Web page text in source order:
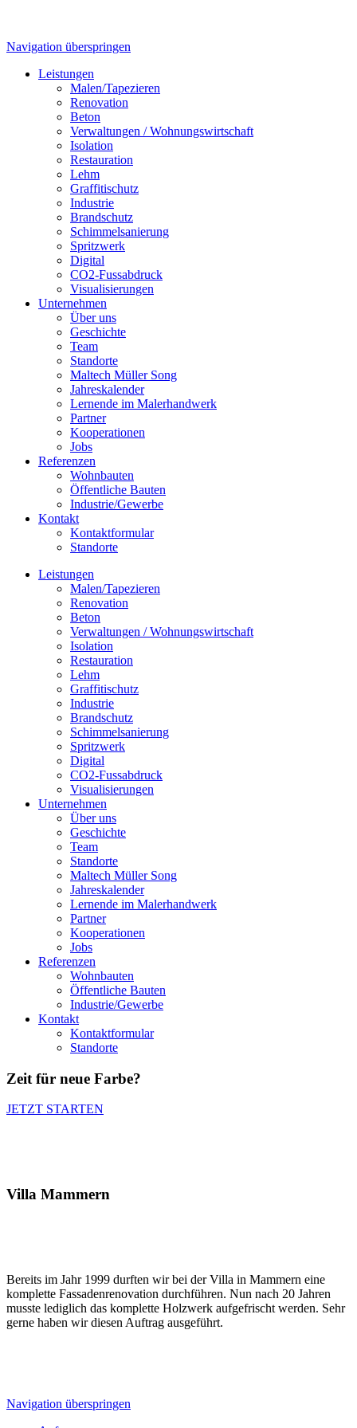
Navigation überspringen
Leistungen
Malen/Tapezieren
Renovation
Beton
Verwaltungen / Wohnungswirtschaft
Isolation
Restauration
Lehm
Graffitischutz
Industrie
Brandschutz
Schimmelsanierung
Spritzwerk
Digital
CO2-Fussabdruck
Visualisierungen
Unternehmen
Über uns
Geschichte
Team
Standorte
Maltech Müller Song
Jahreskalender
Lernende im Malerhandwerk
Partner
Kooperationen
Jobs
Referenzen
Wohnbauten
Öffentliche Bauten
Industrie/Gewerbe
Kontakt
Kontaktformular
Standorte
Leistungen
Malen/Tapezieren
Renovation
Beton
Verwaltungen / Wohnungswirtschaft
Isolation
Restauration
Lehm
Graffitischutz
Industrie
Brandschutz
Schimmelsanierung
Spritzwerk
Digital
CO2-Fussabdruck
Visualisierungen
Unternehmen
Über uns
Geschichte
Team
Standorte
Maltech Müller Song
Jahreskalender
Lernende im Malerhandwerk
Partner
Kooperationen
Jobs
Referenzen
Wohnbauten
Öffentliche Bauten
Industrie/Gewerbe
Kontakt
Kontaktformular
Standorte
Zeit für neue Farbe?
JETZT STARTEN
Villa Mammern
Bereits im Jahr 1999 durften wir bei der Villa in Mammern eine
komplette Fassadenrenovation durchführen. Nun nach 20 Jahren
musste lediglich das komplette Holzwerk aufgefrischt werden. Sehr
gerne haben wir diesen Auftrag ausgeführt.
Navigation überspringen